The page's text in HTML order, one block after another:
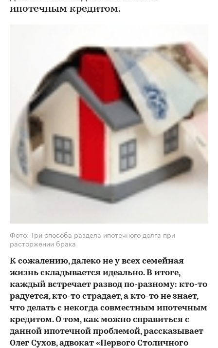
ипотечным кредитом.
Фото: Три способа раздела ипотечного долга при
расторжении брака
К сожалению, далеко не у всех семейная
жизнь складывается идеально. В итоге,
каждый встречает развод по-разному: кто-то
радуется, кто-то страдает, а кто-то не знает,
что делать с некогда совместным ипотечным
кредитом. О том, как можно справиться с
данной ипотечной проблемой, рассказывает
Олег Сухов, адвокат «Первого Столичного